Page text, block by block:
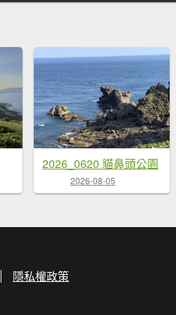
2026_0620 貓鼻頭公園
2026-08-05
隱私權政策